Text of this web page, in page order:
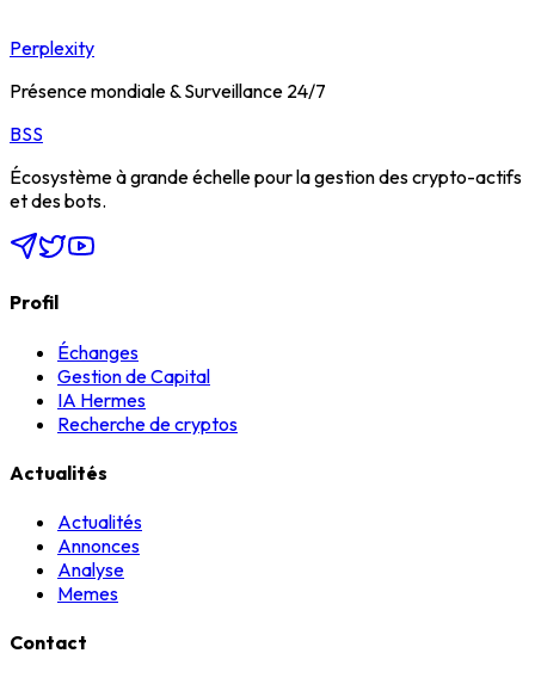
Perplexity
Présence mondiale & Surveillance 24/7
BSS
Écosystème à grande échelle pour la gestion des crypto-actifs
et des bots.
Profil
Échanges
Gestion de Capital
IA Hermes
Recherche de cryptos
Actualités
Actualités
Annonces
Analyse
Memes
Contact